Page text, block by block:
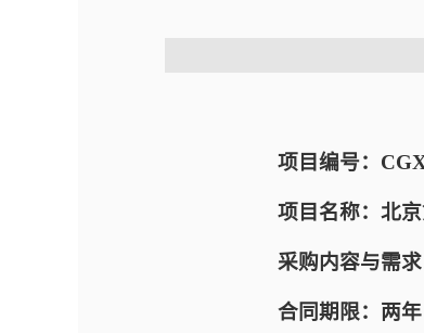
项目编号：
项目名称：北
采购内容与需
合同期限：两年